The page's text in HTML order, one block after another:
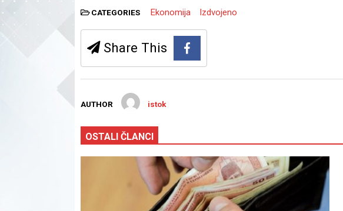
CATEGORIES Ekonomija Izdvojeno
Share This
AUTHOR istok
OSTALI ČLANCI